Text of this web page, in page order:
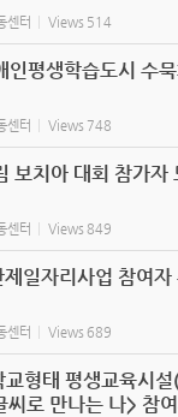
센터 Views 514
평생학습도시 수
센터 Views 748
보치아 대회 참가자
센터 Views 849
일자리사업 참여
센터 Views 689
형태 평생교육시
로 만나는 나> 참